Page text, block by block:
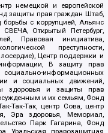
немецкой и европейской
защиты прав граждан Штаб,
с коррупцией, Альянс
Открытый Петербург,
Правовая инициатива,
преступности,
Центр поддержки и
В защиту прав
информационных
и социальных движений,
здоровья и защиты прав
и их семьям, Фонд
Так-Так, центр Сова, центр
Эра здоровья, Мемориал,
Парк Гагарина, Фонд
Уральская правозащитная